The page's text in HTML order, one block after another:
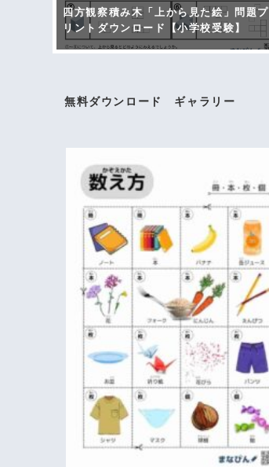
四方観察積み木「上から見た絵」問題プ
リントダウンロード【小学校受験】
無料ダウンロード ギャラリー